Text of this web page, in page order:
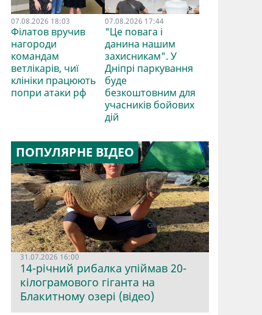
07.08.2026 18:03
Філатов вручив
нагороди
командам
ветлікарів, чиї
клініки працюють
попри атаки рф
07.08.2026 17:44
"Це повага і
данина нашим
захисникам". У
Дніпрі паркування
буде
безкоштовним для
учасників бойових
дій
ПОПУЛЯРНЕ ВІДЕО
31.07.2026 16:00
14-річний рибалка упіймав 20-
кілограмового гіганта на
Блакитному озері (відео)